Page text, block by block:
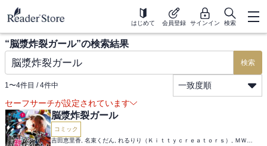
はじめて 会員登録 サインイン 検索
“脳漿炸裂ガール”の検索結果
検索
1〜4件目 / 4件中
一致度順
セーフサーチが設定されています
脳漿炸裂ガール
コミック